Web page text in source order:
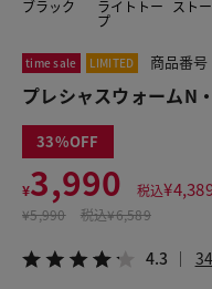
ブラック ライトトー
プ
スト
time sale LIMITED 商品番
プレシャスウォームN
33
¥3,990 税込¥
¥5,990 税込¥6,589
4.3
この商品をシェアする
プレシャス